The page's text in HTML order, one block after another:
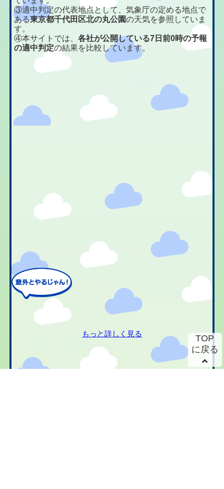
③適中判定の代表地点として、気象庁の定める地点で
ある東京都千代田区北の丸公園の天気を参照していま
す。
④本サイトでは、各社が公開している7日前0時の予報
の適中判定の結果を比較しています。
もっと詳しく見る
TOP
に戻る